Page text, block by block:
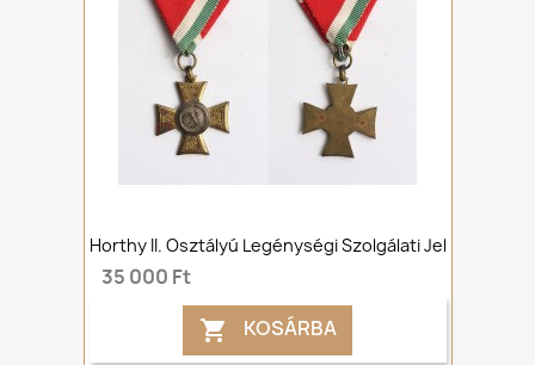
Horthy II. Osztályú Legénységi Szolgálati Jel
35 000 Ft
 KOSÁRBA